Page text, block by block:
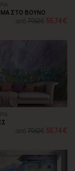
ΣΤΟ ΒΟΥΝΟ
από79,62€ 55,74€
από79,62€ 55,74€